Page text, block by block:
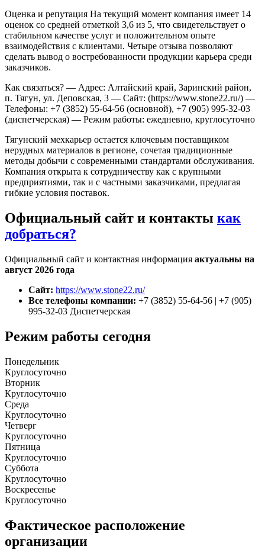
Оценка и репутация На текущий момент компания имеет 14
оценок со средней отметкой 3,6 из 5, что свидетельствует о
стабильном качестве услуг и положительном опыте
взаимодействия с клиентами. Четыре отзыва позволяют
сделать вывод о востребованности продукции карьера среди
заказчиков.
Как связаться? — Адрес: Алтайский край, Заринский район,
п. Тягун, ул. Деповская, 3 — Сайт: (https://www.stone22.ru/) —
Телефоны: +7 (3852) 55-64-56 (основной), +7 (905) 995-32-03
(диспетчерская) — Режим работы: ежедневно, круглосуточно
Тягунский мехкарьер остается ключевым поставщиком
нерудных материалов в регионе, сочетая традиционные
методы добычи с современными стандартами обслуживания.
Компания открыта к сотрудничеству как с крупными
предприятиями, так и с частными заказчиками, предлагая
гибкие условия поставок.
Официальный сайт и контакты как
добраться?
Официальный сайт и контактная информация актуальны на
август 2026 года
Сайт: https://www.stone22.ru/
Все телефоны компании: +7 (3852) 55-64-56 | +7 (905)
995-32-03 Диспетчерская
Режим работы сегодня
Понедельник
Круглосуточно
Вторник
Круглосуточно
Среда
Круглосуточно
Четверг
Круглосуточно
Пятница
Круглосуточно
Суббота
Круглосуточно
Воскресенье
Круглосуточно
Фактическое расположение
организации